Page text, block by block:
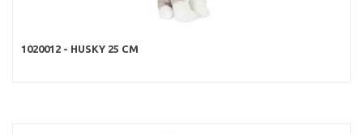
1020012 - HUSKY 25 CM